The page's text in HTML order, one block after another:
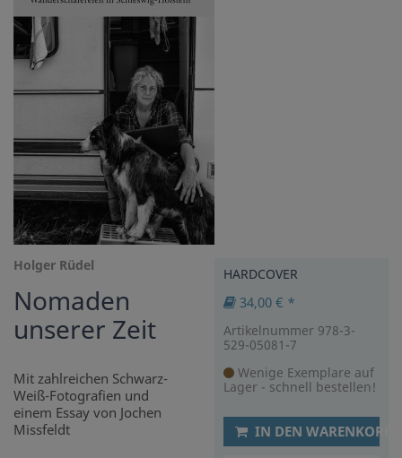
Holger Rüdel
Nomaden
unserer Zeit
Mit zahlreichen Schwarz-
Weiß-Fotografien und
einem Essay von Jochen
Missfeldt
HARDCOVER
34,00 € *
Artikelnummer 978-3-
529-05081-7
Wenige Exemplare auf
Lager - schnell bestellen!
IN DEN WARENKORB